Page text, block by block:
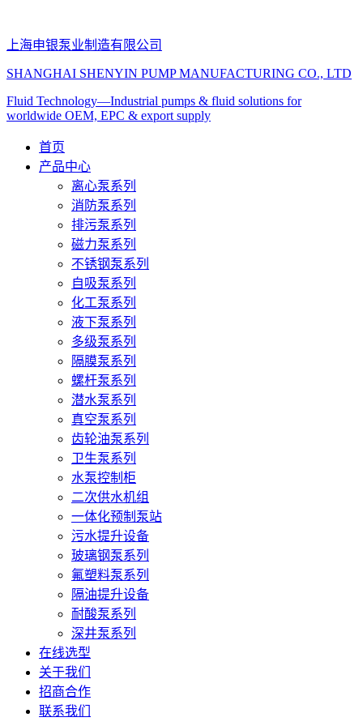
上海申银泵业制造有限公司
SHANGHAI SHENYIN PUMP MANUFACTURING CO., LTD
Fluid Technology—Industrial pumps & fluid solutions for
worldwide OEM, EPC & export supply
首页
产品中心
离心泵系列
消防泵系列
排污泵系列
磁力泵系列
不锈钢泵系列
自吸泵系列
化工泵系列
液下泵系列
多级泵系列
隔膜泵系列
螺杆泵系列
潜水泵系列
真空泵系列
齿轮油泵系列
卫生泵系列
水泵控制柜
二次供水机组
一体化预制泵站
污水提升设备
玻璃钢泵系列
氟塑料泵系列
隔油提升设备
耐酸泵系列
深井泵系列
在线选型
关于我们
招商合作
联系我们